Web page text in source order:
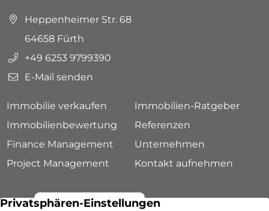
Heppenheimer Str. 68
64658 Fürth
+49 6253 9799390
E-Mail senden
Immobilie verkaufen
Immobilien-Ratgeber
Immobilienbewertung
Referenzen
Finance Management
Unternehmen
Project Management
Kontakt aufnehmen